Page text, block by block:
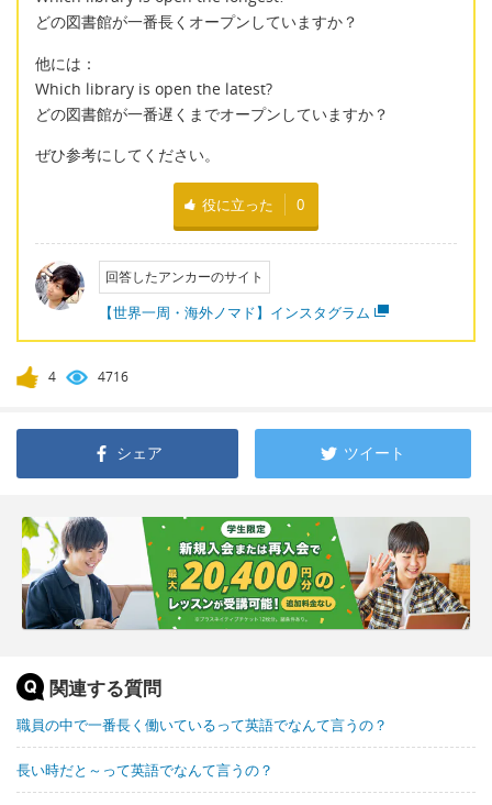
どの図書館が一番長くオープンしていますか？
他には：
Which library is open the latest?
どの図書館が一番遅くまでオープンしていますか？
ぜひ参考にしてください。
役に立った 0
回答したアンカーのサイト
【世界一周・海外ノマド】インスタグラム
4 4716
シェア ツイート
関連する質問
職員の中で一番長く働いているって英語でなんて言うの？
長い時だと～って英語でなんて言うの？